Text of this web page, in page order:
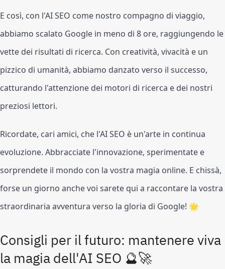
E così, con l'AI SEO come nostro compagno di viaggio,
abbiamo scalato Google in meno di 8 ore, raggiungendo le
vette dei risultati di ricerca. Con creatività, vivacità e un
pizzico di umanità, abbiamo danzato verso il successo,
catturando l'attenzione dei motori di ricerca e dei nostri
preziosi lettori.
Ricordate, cari amici, che l'AI SEO è un'arte in continua
evoluzione. Abbracciate l'innovazione, sperimentate e
sorprendete il mondo con la vostra magia online. E chissà,
forse un giorno anche voi sarete qui a raccontare la vostra
straordinaria avventura verso la gloria di Google! 🌟
Consigli per il futuro: mantenere viva
la magia dell'AI SEO 🔮🚀